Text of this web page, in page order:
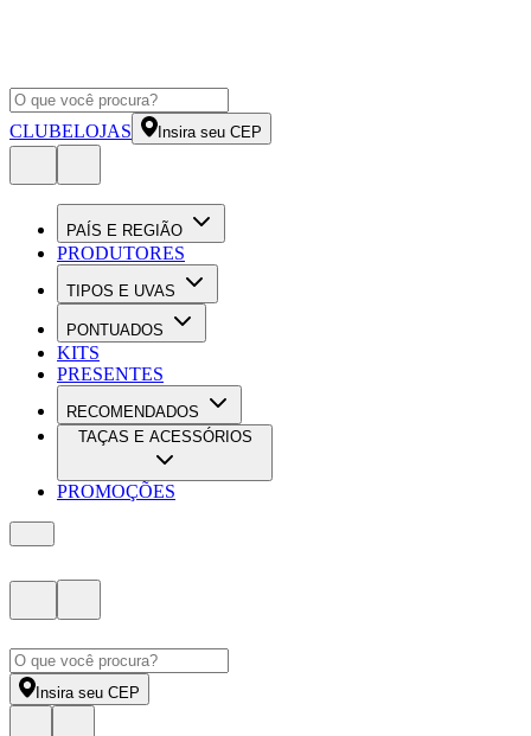
CLUBELOJAS Insira seu CEP
PAÍS E REGIÃO
PRODUTORES
TIPOS E UVAS
PONTUADOS
KITS
PRESENTES
RECOMENDADOS
TAÇAS E ACESSÓRIOS
PROMOÇÕES
Insira seu CEP